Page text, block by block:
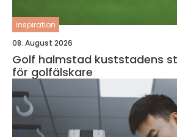
inspiration
08. August 2026
Golf halmstad kuststadens starkaste kort
för golfälskare